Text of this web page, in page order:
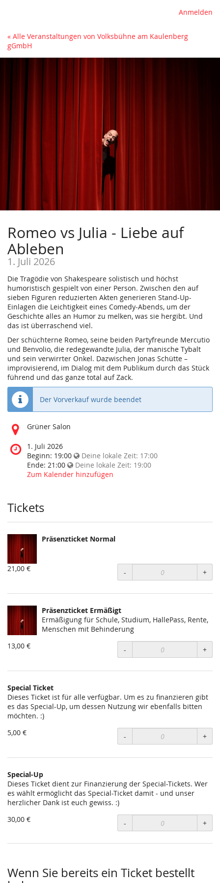
Anmelden
« Alle Veranstaltungen von Volksbühne am Kaulenberg
gGmbH
Romeo vs Julia - Liebe auf
Ableben
1. Juli 2026
Die Tragödie von Shakespeare solistisch und höchst
humoristisch gespielt von einer Person. Zwischen den auf
sieben Figuren reduzierten Akten generieren Stand-Up-
Einlagen die Leichtigkeit eines Comedy-Abends, um der
Geschichte alles an Humor zu melken, was sie hergibt. Und
das ist überraschend viel.
Der schüchterne Romeo, seine beiden Partyfreunde Mercutio
und Benvolio, die redegewandte Julia, der manische Tybalt
und sein verwirrter Onkel. Dazwischen Jonas Schütte –
improvisierend, im Dialog mit dem Publikum durch das Stück
führend und das ganze total auf Zack.
Der Vorverkauf wurde beendet
Wo
diese
Veranstaltung
statt?
Grüner Salon
Wann
findet
diese
Veranstaltung
1. Juli 2026
Beginn: 19:00 Deine lokale Zeit: 17:00
Ende: 21:00 Deine lokale Zeit: 19:00
Zum Kalender hinzufügen
Tickets
Präsenzticket Normal
21,00 € - +
Präsenzticket Ermäßigt
Ermäßigung für Schule, Studium, HallePass, Rente,
Menschen mit Behinderung
13,00 €
- +
Special Ticket
Dieses Ticket ist für alle verfügbar. Um es zu finanzieren gibt
es das Special-Up, um dessen Nutzung wir ebenfalls bitten
möchten. :)
5,00 €
- +
Special-Up
Dieses Ticket dient zur Finanzierung der Special-Tickets. Wer
es wählt ermöglicht das Special-Ticket damit - und unser
herzlicher Dank ist euch gewiss. :)
30,00 €
- +
Wenn Sie bereits ein Ticket bestellt